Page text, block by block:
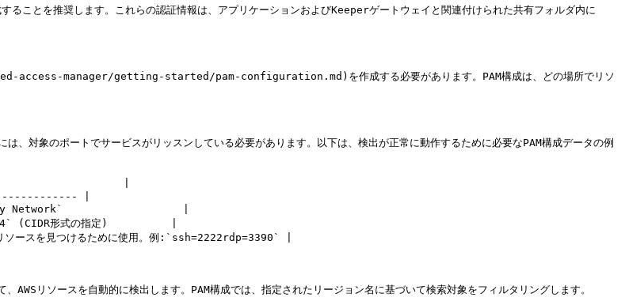
ることを推奨します。これらの認証情報は、アプリケーションおよびKeeperゲートウェイと関連付けられた共有フォルダ内に
access-manager/getting-started/pam-configuration.md)を作成する必要があります。PAM構成は、どの場所でリソ
、対象のポートでサービスがリッスンしている必要があります。以下は、検出が正常に動作するために必要なPAM構成データの例
|
|
: `My Network`                   |
(CIDR形式の指定)          |
ースを見つけるために使用。例:`ssh=2222rdp=3390` |
AWSリソースを自動的に検出します。PAM構成では、指定されたリージョン名に基づいて検索対象をフィルタリングします。